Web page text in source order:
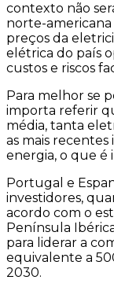
contexto não
norte-americana
preços da
elétrica do país
custos e riscos
Para melhor se
importa referir
média, tanta
as mais
energia, o que é
Portugal e
investidores,
acordo com o
Península
para liderar a
equivalente a
2030.